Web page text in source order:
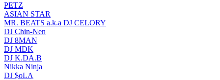
PETZ
ASIAN STAR
MR. BEATS a.k.a DJ CELORY
DJ Chin-Nen
DJ 8MAN
DJ MDK
DJ K.DA.B
Nikka Ninja
DJ $oLA